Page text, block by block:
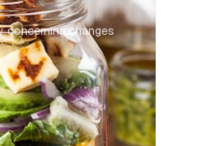
concerning changes